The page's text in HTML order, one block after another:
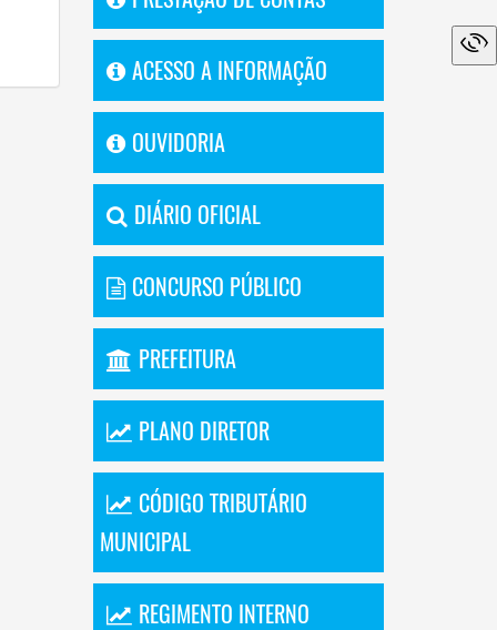
ACESSO A INFORMAÇÃO
OUVIDORIA
DIÁRIO OFICIAL
CONCURSO PÚBLICO
PREFEITURA
PLANO DIRETOR
CÓDIGO TRIBUTÁRIO
MUNICIPAL
REGIMENTO INTERNO